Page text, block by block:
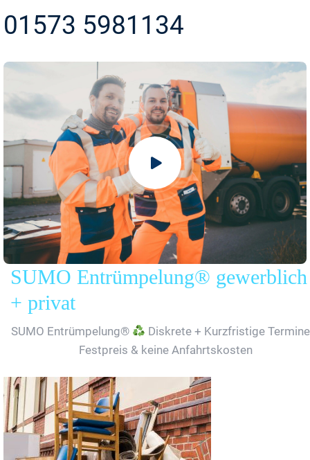
01573 5981134
SUMO Entrümpelung® gewerblich
+ privat
SUMO Entrümpelung®
Diskrete + Kurzfristige
Festpreis & keine Anfahrtskosten